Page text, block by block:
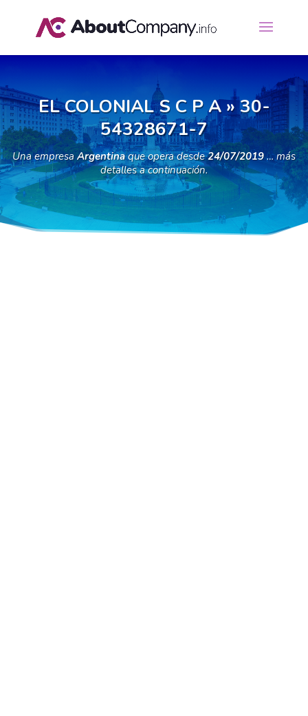
EL COLONIAL S C P A » 30-
54328671-7
Una empresaArgentinaque opera desde24/07/2019… más
detalles a continuación.